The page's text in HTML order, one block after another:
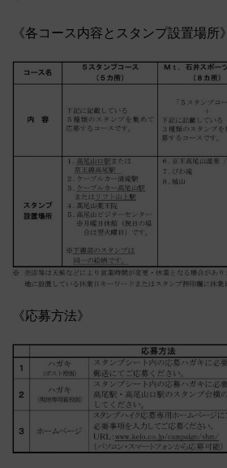
《各コース内容とスタンプ設置場所》
《応募方法》